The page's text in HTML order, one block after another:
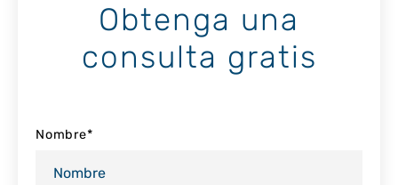
Obtenga una
consulta gratis
Nombre*